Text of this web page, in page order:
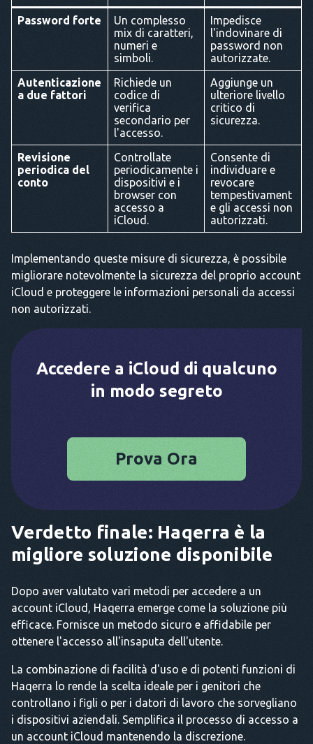
Password forte
Un complesso
mix di caratteri,
numeri e
simboli.
Impedisce
l'indovinare di
password non
autorizzate.
Autenticazione
a due fattori
Richiede un
codice di
verifica
secondario per
l'accesso.
Aggiunge un
ulteriore livello
critico di
sicurezza.
Revisione
periodica del
conto
Controllate
periodicamente i
dispositivi e i
browser con
accesso a
iCloud.
Consente di
individuare e
revocare
tempestivament
e gli accessi non
autorizzati.
Implementando queste misure di sicurezza, è possibile
migliorare notevolmente la sicurezza del proprio account
iCloud e proteggere le informazioni personali da accessi
non autorizzati.
Accedere a iCloud di qualcuno
in modo segreto
Prova Ora
Verdetto finale: Haqerra è la
migliore soluzione disponibile
Dopo aver valutato vari metodi per accedere a un
account iCloud, Haqerra emerge come la soluzione più
efficace. Fornisce un metodo sicuro e affidabile per
ottenere l'accesso all'insaputa dell'utente.
La combinazione di facilità d'uso e di potenti funzioni di
Haqerra lo rende la scelta ideale per i genitori che
controllano i figli o per i datori di lavoro che sorvegliano
i dispositivi aziendali. Semplifica il processo di accesso a
un account iCloud mantenendo la discrezione.